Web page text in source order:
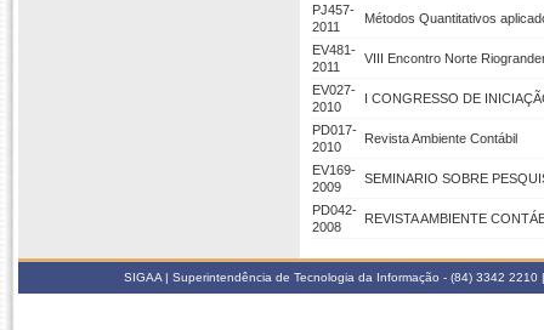
PJ457-
2011
Métodos Quantitativos
EV481-
2011
VIII Encontro Norte
EV027-
2010
I CONGRESSO DE
PD017-
2010
Revista Ambiente Contábil
EV169-
2009
SEMINARIO SOBRE
PD042-
2008
REVISTA AMBIENTE
SIGAA | Superintendência de Tecnologia da Informação - (84) 3342